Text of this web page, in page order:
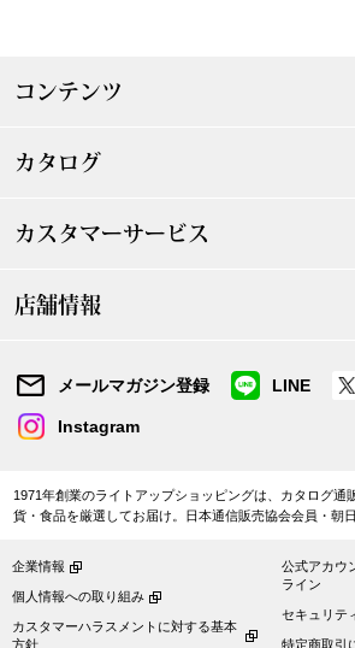
コンテンツ
カタログ
カスタマーサービス
店舗情報
メールマガジン登録 LINE
Instagram
1971年創業のライトアップショッピングは、カタログ通
貨・食品を厳選してお届け。日本通信販売協会会員・朝
企業情報
個人情報への取り組み
カスタマーハラスメントに対する基本
方針
公式アカウ
ライン
セキュリテ
特定商取引